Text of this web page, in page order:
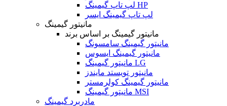
لپ تاپ گیمینگ HP
لپ تاپ گیمینگ ایسر
مانیتور گیمینگ
مانیتور گیمینگ بر اساس برند
مانیتور گیمینگ سامسونگ
مانیتور گیمینگ ایسوس
مانیتور گیمینگ LG
مانیتور تویستد مایندز
مانیتور گیمینگ کولرمستر
مانیتور گیمینگ MSI
مادربرد گیمینگ